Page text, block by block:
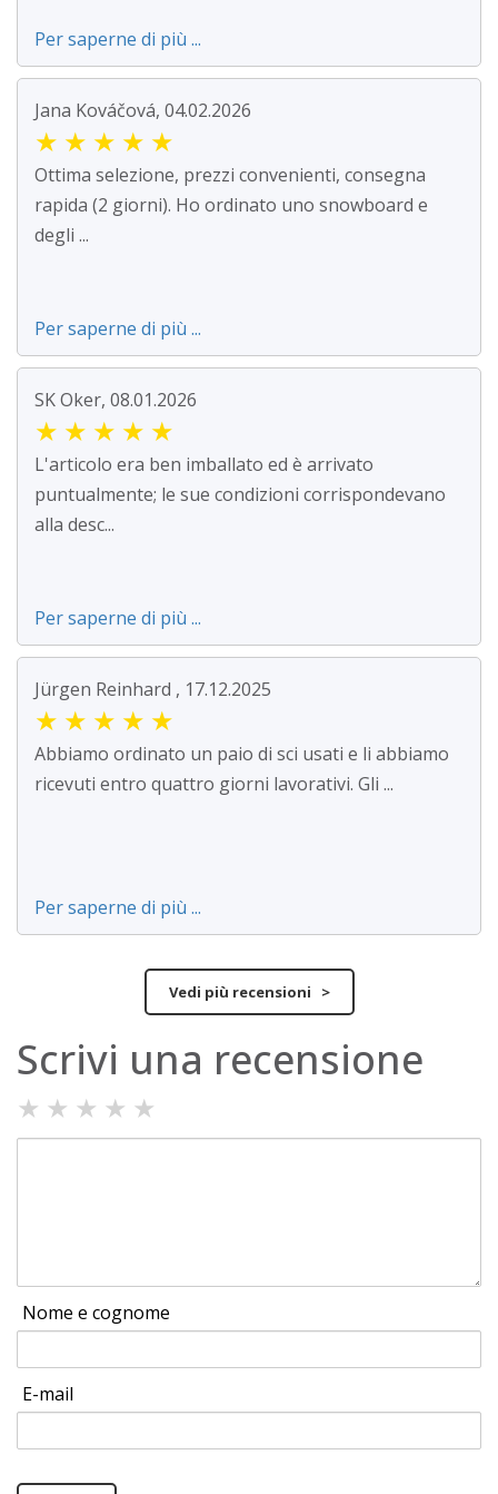
Per saperne di più ...
Jana Kováčová, 04.02.2026
★ ★ ★ ★ ★
Ottima selezione, prezzi convenienti, consegna
rapida (2 giorni). Ho ordinato uno snowboard e
degli ...
Per saperne di più ...
SK Oker, 08.01.2026
★ ★ ★ ★ ★
L'articolo era ben imballato ed è arrivato
puntualmente; le sue condizioni corrispondevano
alla desc...
Per saperne di più ...
Jürgen Reinhard , 17.12.2025
★ ★ ★ ★ ★
Abbiamo ordinato un paio di sci usati e li abbiamo
ricevuti entro quattro giorni lavorativi. Gli ...
Per saperne di più ...
Vedi più recensioni >
Scrivi una recensione
★ ★ ★ ★ ★
Nome e cognome
E-mail